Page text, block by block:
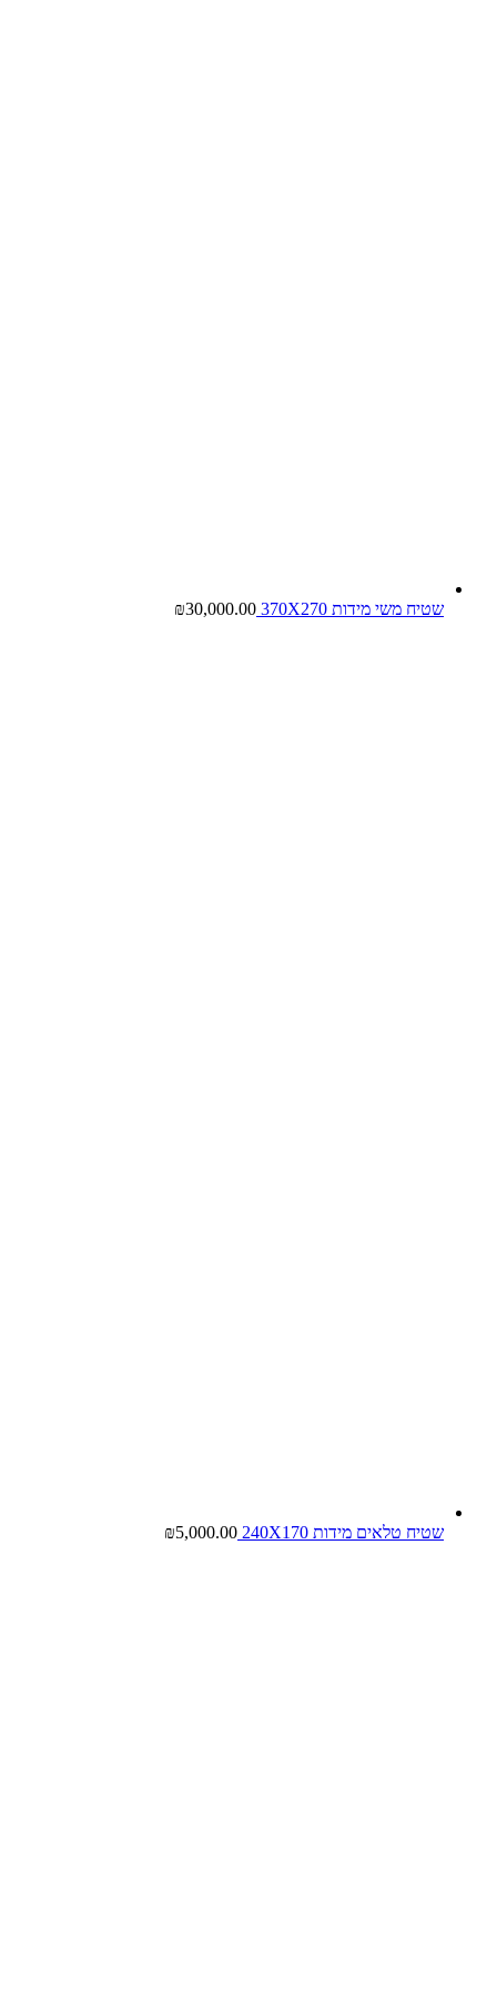
שטיח משי מידות 370X270 ₪30,000.00
שטיח טלאים מידות 240X170 ₪5,000.00